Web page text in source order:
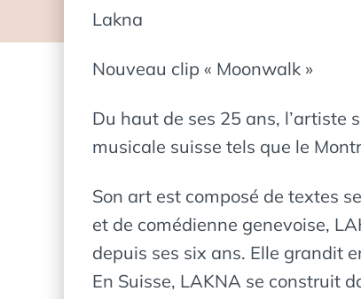
Lakna
Nouveau clip « Moonwalk »
Du haut de ses 25 ans, l’artiste
musicale suisse tels que le
Son art est composé de textes
et de comédienne genevoise,
depuis ses six ans. Elle grandit
En Suisse, LAKNA se construit